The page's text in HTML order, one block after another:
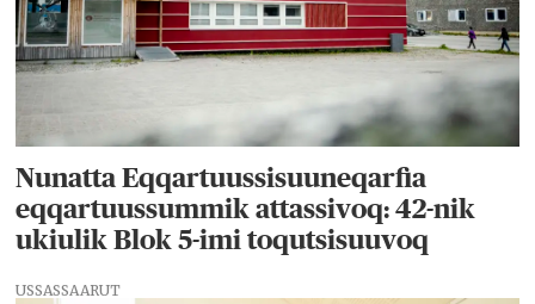
Nunatta Eqqartuussisuuneqarfia
eqqartuussummik attassivoq: 42-nik
ukiulik Blok 5-imi toqutsisuuvoq
USSASSAARUT